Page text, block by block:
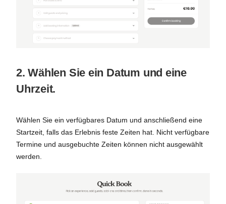
2. Wählen Sie ein Datum und eine
Uhrzeit.
Wählen Sie ein verfügbares Datum und anschließend eine
Startzeit, falls das Erlebnis feste Zeiten hat. Nicht verfügbare
Termine und ausgebuchte Zeiten können nicht ausgewählt
werden.